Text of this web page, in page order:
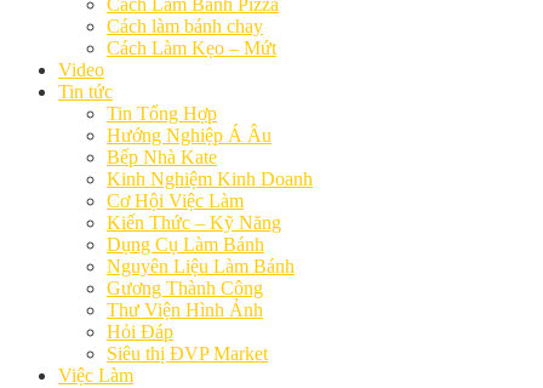
Cách Làm Bánh Pizza
Cách làm bánh chay
Cách Làm Kẹo – Mứt
Video
Tin tức
Tin Tổng Hợp
Hướng Nghiệp Á Âu
Bếp Nhà Kate
Kinh Nghiệm Kinh Doanh
Cơ Hội Việc Làm
Kiến Thức – Kỹ Năng
Dụng Cụ Làm Bánh
Nguyên Liệu Làm Bánh
Gương Thành Công
Thư Viện Hình Ảnh
Hỏi Đáp
Siêu thị ĐVP Market
Việc Làm